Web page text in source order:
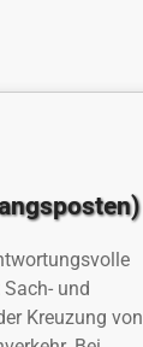
und
Kreuzung von